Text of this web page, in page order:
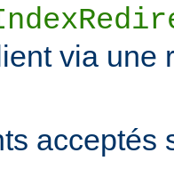
via une
acceptés